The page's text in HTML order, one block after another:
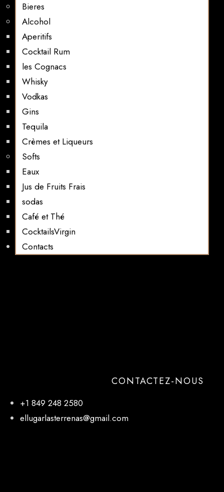
Bieres
Alcohol
Aperitifs
Cocktail Rum
les Cognacs
Whisky
Vodkas
Gins
Tequila
Crèmes et Liqueurs
Softs
Eaux
Jus de Fruits Frais
sodas
Café et Thé
CocktailsVirgin​
Contacts
CONTACTEZ-NOUS
+1 849 248 2580
ellugarlasterrenas@gmail.com